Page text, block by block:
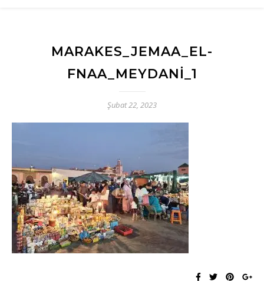
MARAKES_JEMAA_EL-
FNAA_MEYDANI_1
Şubat 22, 2023